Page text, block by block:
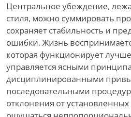
Центральное убеждение,
стиля, можно суммировать
сохраняет стабильность и
ошибки. Жизнь
которая функционирует лучше
управляется ясными
дисциплинированными
последовательными
отклонения от установленных